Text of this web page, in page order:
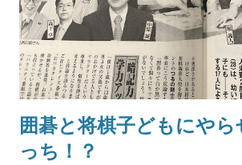
囲碁と将棋子どもにや
っち！？